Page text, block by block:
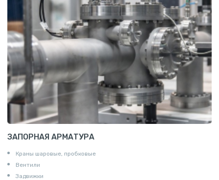
Т профиль алюминиевый
Пруток квадратный алюминиевый
Полоса алюминиевая
Пруток шестигранный алюминиевый
ЗАПОРНАЯ АРМАТУРА
Краны шаровые, пробковые
Вентили
Задвижки